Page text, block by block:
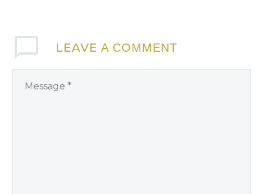
LEAVE A COMMENT